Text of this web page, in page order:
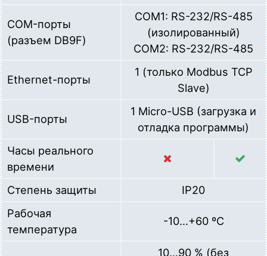
// возвращение в состояние покоя, если нет
      state = 0;
COM-порты
(разъем DB9F)
COM1: RS-232/RS-485
(изолированный)
COM2: RS-232/RS-485
Ethernet-порты
1 (только Modbus TCP
Slave)
USB-порты
1 Micro-USB (загрузка и
отладка программы)
Часы реального
времени
Степень защиты
IP20
Рабочая
температура
-10…+60 ºC
10…90 % (без